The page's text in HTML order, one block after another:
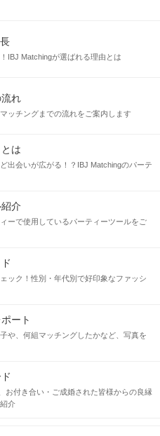
ル・明るい表情etc
”って、
パーティーの中で
ッカケ》が欲しい。
て健康的な印象
限定で募集♥
好きになっていく。
希望の方へ♡
IBJ Matchingが選ばれる理由とは
れ
ッチングまでの流れをご案内します
は
出会いが広がる！？IBJ Matchingのパーテ
介
ーで使用しているパーティーツールをご
ック！性別・年代別で好印象なファッシ
ート
や、何組マッチングしたかなど、写真を
お付き合い・ご成婚された皆様からの良縁
介